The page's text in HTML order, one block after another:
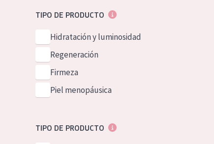
GermanTIPO DE PRODUCTO
Hidratación y luminosidad
Regeneración
Firmeza
Piel menopáusica
TIPO DE PRODUCTO